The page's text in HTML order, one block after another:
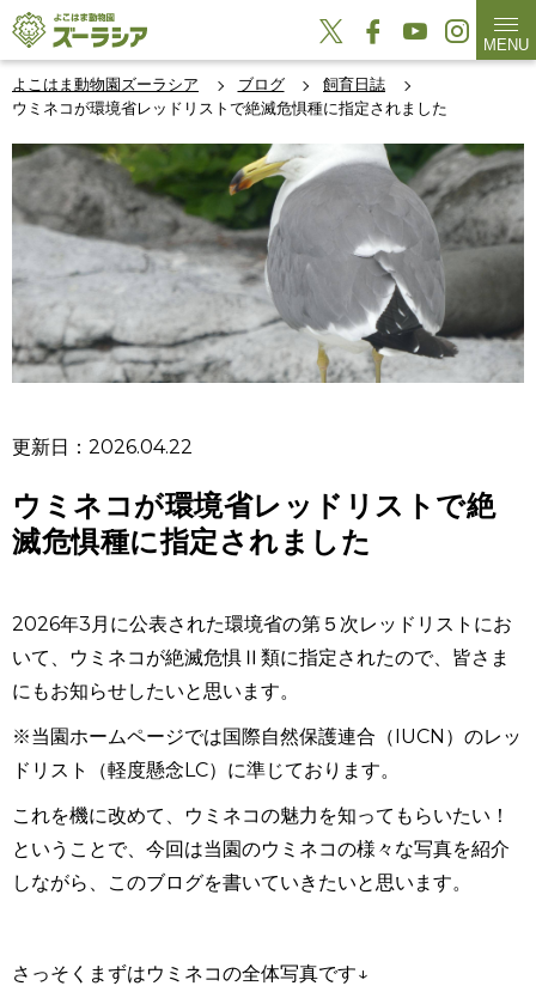
MENU
よこはま動物園ズーラシア ブログ
飼育日誌
ウミネコが環境省レッドリストで絶滅危惧種に指定されました
更新日：2026.04.22
ウミネコが環境省レッドリストで絶
滅危惧種に指定されました
2026年3月に公表された環境省の第５次レッドリストにお
いて、ウミネコが絶滅危惧Ⅱ類に指定されたので、皆さま
にもお知らせしたいと思います。
※当園ホームページでは国際自然保護連合（IUCN）のレッ
ドリスト（軽度懸念LC）に準じております。
これを機に改めて、ウミネコの魅力を知ってもらいたい！
ということで、今回は当園のウミネコの様々な写真を紹介
しながら、このブログを書いていきたいと思います。
さっそくまずはウミネコの全体写真です↓